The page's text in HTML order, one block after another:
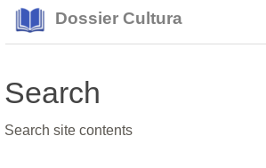
Dossier Cultura
Search
Search site contents